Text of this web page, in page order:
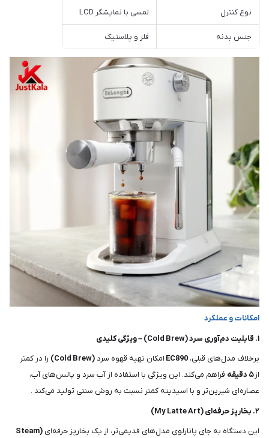
نوع کنترل لمسی با نمایشگر LCD
جنس بدنه فلز و پلاستیک
امکانات و عملکرد
۱. قابلیت دم‌آوری سرد (Cold Brew) – ویژگی کلیدی
برخلاف مدل‌های قبلی، EC890 امکان تهیه قهوه سرد (Cold Brew)
را در کمتر
از
فراهم می‌کند. این ویژگی با استفاده از آب سرد و پالس‌های آب،
عصاره‌ای شیرین‌تر و با اسیدیته کمتر نسبت به روش سنتی تولید می‌کند .
۲. بخارپز حرفه‌ای (My Latte Art)
این دستگاه به جای پانارلوی مدل‌های قدیمی‌تر، از یک بخارپز حرفه‌ای (Steam